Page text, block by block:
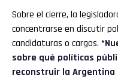
Sobre el cierre, la
concentrarse en discutir
candidaturas o cargos.
sobre qué políticas
reconstruir la Argentina